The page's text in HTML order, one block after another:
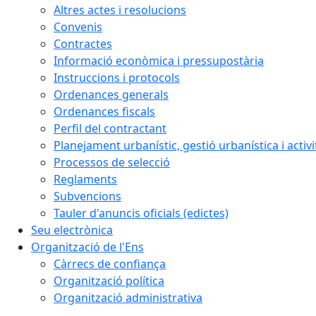
Altres actes i resolucions
Convenis
Contractes
Informació econòmica i pressupostària
Instruccions i protocols
Ordenances generals
Ordenances fiscals
Perfil del contractant
Planejament urbanístic, gestió urbanística i
Processos de selecció
Reglaments
Subvencions
Tauler d'anuncis oficials (edictes)
Seu electrònica
Organització de l'Ens
Càrrecs de confiança
Organització política
Organització administrativa